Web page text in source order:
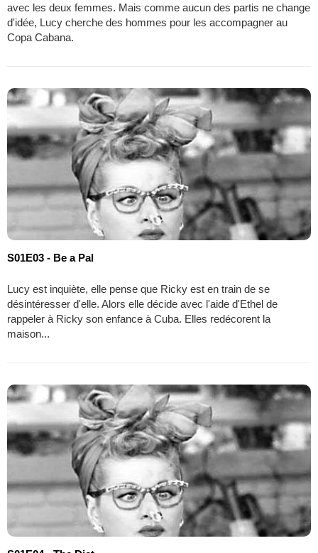
avec les deux femmes. Mais comme aucun des partis ne change
d'idée, Lucy cherche des hommes pour les accompagner au
Copa Cabana.
S01E03 - Be a Pal
Lucy est inquiète, elle pense que Ricky est en train de se
désintéresser d'elle. Alors elle décide avec l'aide d'Ethel de
rappeler à Ricky son enfance à Cuba. Elles redécorent la
maison...